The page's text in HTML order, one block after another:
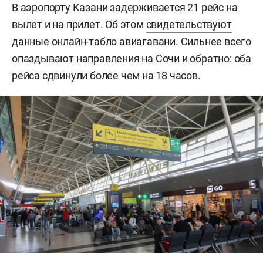
В аэропорту Казани задерживается 21 рейс на
вылет и на прилет. Об этом свидетельствуют
данные онлайн-табло авиагавани. Сильнее всего
опаздывают направления на Сочи и обратно: оба
рейса сдвинули более чем на 18 часов.